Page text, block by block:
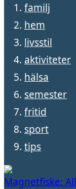
familj
hem
livsstil
aktiviteter
hälsa
semester
fritid
sport
tips
Magnetfiske: